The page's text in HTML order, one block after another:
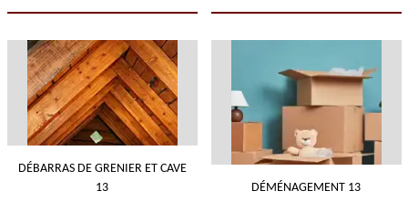
DÉBARRAS DE GRENIER ET CAVE
13
DÉMÉNAGEMENT 13